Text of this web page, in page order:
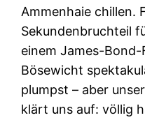
Ammenhaie chillen.
Sekundenbruchteil
einem James-
Bösewicht
plumpst – aber
klärt uns auf: völlig